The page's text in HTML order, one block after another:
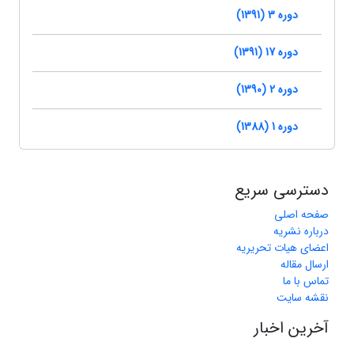
دوره 3 (1391)
دوره 17 (1391)
دوره 2 (1390)
دوره 1 (1388)
دسترسی سریع
صفحه اصلی
درباره نشریه
اعضای هیات تحریریه
ارسال مقاله
تماس با ما
نقشه سایت
آخرین اخبار